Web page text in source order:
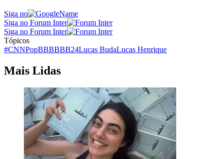
Siga no
Siga no Forum Inter
Siga no Forum Inter
Tópicos
#CNNPopBBBBBB24Lucas BudaLucas Henrique
Mais Lidas